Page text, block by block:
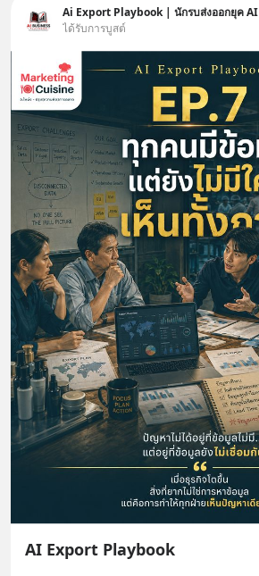
Ai Export Playbook | นักรบส่งออกยุค AI
ได้รับการบูสต์
AI Export Playbook